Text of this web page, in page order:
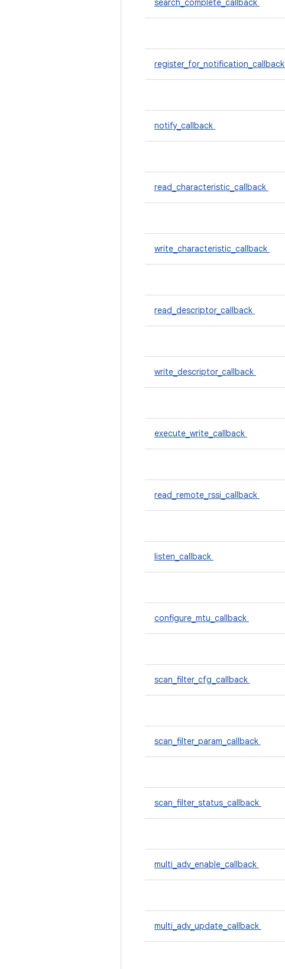
search_complete_callback
register_for_notification_callback
notify_callback
read_characteristic_callback
write_characteristic_callback
read_descriptor_callback
write_descriptor_callback
execute_write_callback
read_remote_rssi_callback
listen_callback
configure_mtu_callback
scan_filter_cfg_callback
scan_filter_param_callback
scan_filter_status_callback
multi_adv_enable_callback
multi_adv_update_callback